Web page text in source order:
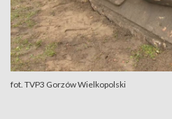
fot. TVP3 Gorzów Wielkopolski